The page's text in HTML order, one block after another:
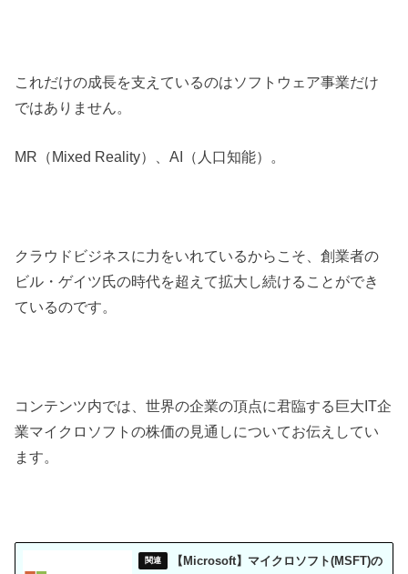
これだけの成長を支えているのはソフトウェア事業だけ
ではありません。
MR（Mixed Reality）、AI （人口知能）。
クラウドビジネスに力をいれているからこそ、創業者の
ビル・ゲイツ氏の時代を超えて拡大し続けることができ
ているのです。
コンテンツ内では、世界の企業の頂点に君臨する巨大IT企
業マイクロソフトの株価の見通しについてお伝えしてい
ます。
【Microsoft】マイクロソフト(MSFT)の